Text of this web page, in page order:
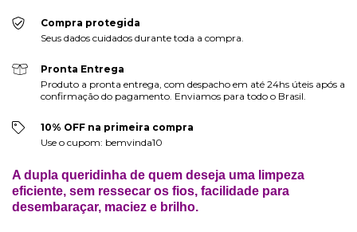
Compra protegida
Seus dados cuidados durante toda a compra.
Pronta Entrega
Produto a pronta entrega, com despacho em até 24hs úteis após a
confirmação do pagamento. Enviamos para todo o Brasil.
10% OFF na primeira compra
Use o cupom: bemvinda10
A dupla queridinha de quem deseja uma limpeza
eficiente, sem ressecar os fios, facilidade para
desembaraçar, maciez e brilho.